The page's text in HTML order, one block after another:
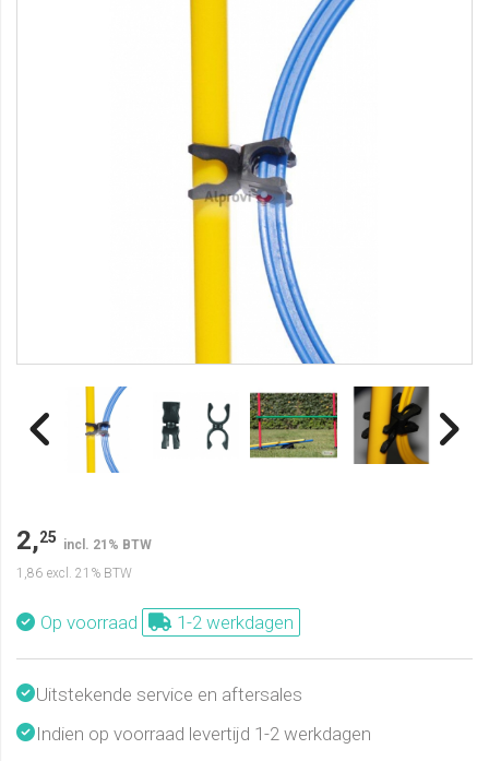
2,25 incl. 21% BTW
1,86 excl. 21% BTW
Op voorraad 1-2 werkdagen
Uitstekende service en aftersales
Indien op voorraad levertijd 1-2 werkdagen